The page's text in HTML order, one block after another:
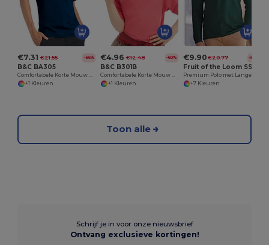
€7.31 €21.55 -66%
B&C BA305
+1 Kleuren
€4.96 €12.48 -60%
B&C B301B
+1 Kleuren
€9.90 €20.77 -52%
+7 Kleuren
Toon alle
Schrijf je in voor onze nieuwsbrief
Ontvang exclusieve kortingen!